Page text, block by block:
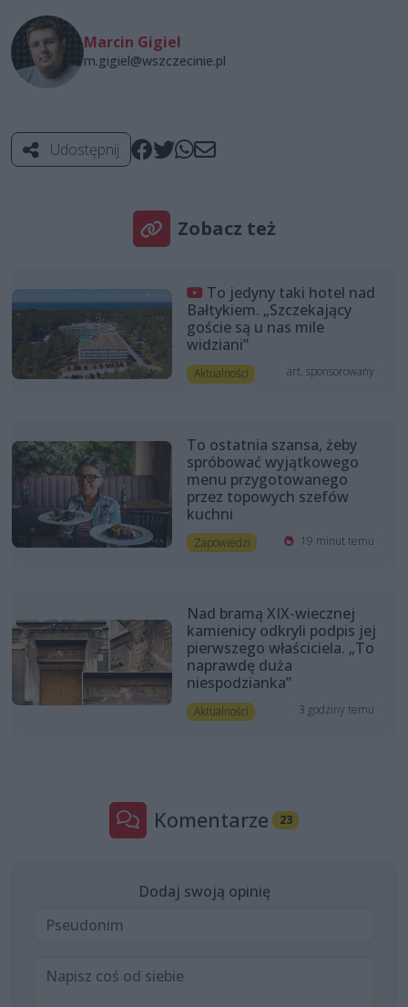
Marcin Gigiel
m.gigiel@wszczecinie.pl
Udostępnij
Zobacz też
To jedyny taki hotel nad
Bałtykiem. „Szczekający
goście są u nas mile
widziani”
Aktualności art. sponsorowany
To ostatnia szansa, żeby
spróbować wyjątkowego
menu przygotowanego
przez topowych szefów
kuchni
Zapowiedzi 19 minut temu
Nad bramą XIX-wiecznej
kamienicy odkryli podpis jej
pierwszego właściciela. „To
naprawdę duża
niespodzianka”
Aktualności 3 godziny temu
Komentarze 23
Dodaj swoją opinię